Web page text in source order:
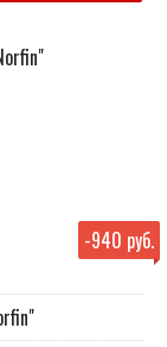
-940 руб.